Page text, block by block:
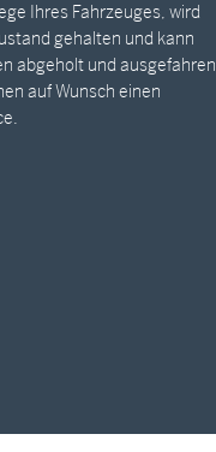
Ihres Fahrzeuges, wird
gehalten und kann
abgeholt und ausgefahren
auf Wunsch einen